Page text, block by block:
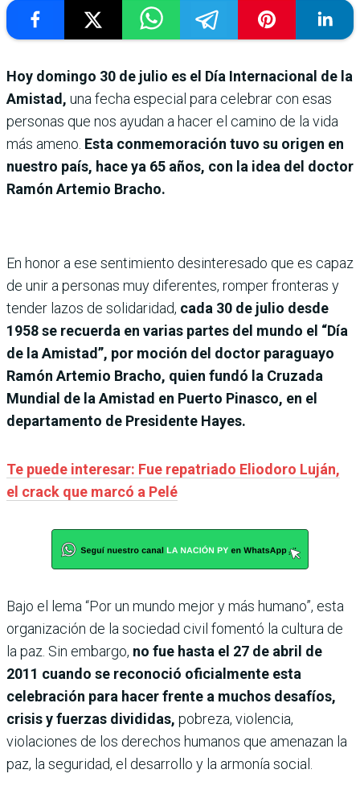
Hoy domingo 30 de julio es el Día Internacional de la
Amistad, una fecha especial para celebrar con esas
personas que nos ayudan a hacer el camino de la vida
más ameno. Esta conmemoración tuvo su origen en
nuestro país, hace ya 65 años, con la idea del doctor
Ramón Artemio Bracho.
En honor a ese sentimiento desinteresado que es capaz
de unir a personas muy diferentes, romper fronteras y
tender lazos de solidaridad, cada 30 de julio desde
1958 se recuerda en varias partes del mundo el “Día
de la Amistad”, por moción del doctor paraguayo
Ramón Artemio Bracho, quien fundó la Cruzada
Mundial de la Amistad en Puerto Pinasco, en el
departamento de Presidente Hayes.
Te puede interesar: Fue repatriado Eliodoro Luján,
el crack que marcó a Pelé
Bajo el lema “Por un mundo mejor y más humano”, esta
organización de la sociedad civil fomentó la cultura de
la paz. Sin embargo, no fue hasta el 27 de abril de
2011 cuando se reconoció oficialmente esta
celebración para hacer frente a muchos desafíos,
crisis y fuerzas divididas, pobreza, violencia,
violaciones de los derechos humanos que amenazan la
paz, la seguridad, el desarrollo y la armonía social.